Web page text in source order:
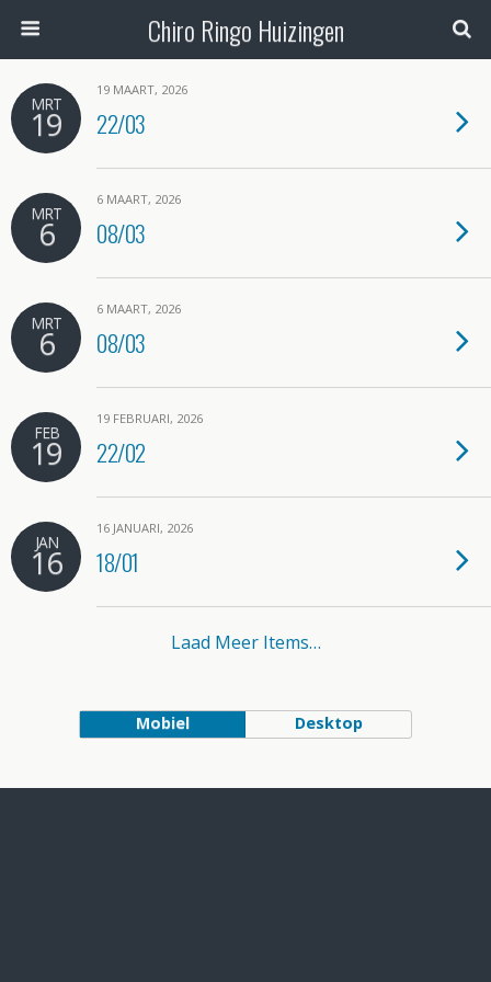
Chiro Ringo Huizingen
MRT
19
19 MAART, 2026
22/03
MRT
6
6 MAART, 2026
08/03
MRT
6
6 MAART, 2026
08/03
FEB
19
19 FEBRUARI, 2026
22/02
JAN
16
16 JANUARI, 2026
18/01
Laad Meer Items…
Mobiel Desktop